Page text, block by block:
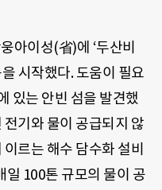
아이성(省)에 ‘두산비
시작했다. 도움이 필요
있는 안빈 섬을 발견했
기와 물이 공급되지 않
르는 해수 담수화 설비
일 100톤 규모의 물이 공